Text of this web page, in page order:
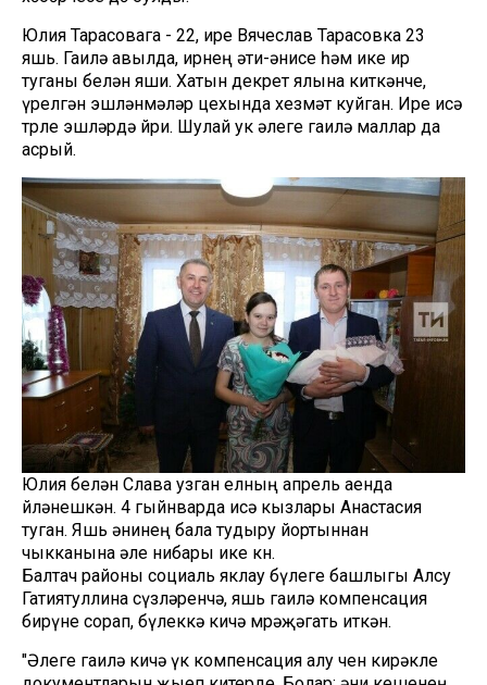
Юлия Тарасовага - 22, ире Вячеслав Тарасовка 23
яшь. Гаилә авылда, ирнең әти-әнисе һәм ике ир
туганы белән яши. Хатын декрет ялына киткәнче,
үрелгән эшләнмәләр цехында хезмәт куйган. Ире исә
төрле эшләрдә йөри. Шулай ук әлеге гаилә маллар да
асрый.
Юлия белән Слава узган елның апрель аенда
өйләнешкән. 4 гыйнварда исә кызлары Анастасия
туган. Яшь әнинең бала тудыру йортыннан
чыкканына әле нибары ике көн.
Балтач районы социаль яклау бүлеге башлыгы Алсу
Гатиятуллина сүзләренчә, яшь гаилә компенсация
бирүне сорап, бүлеккә кичә мөрәҗәгать иткән.
"Әлеге гаилә кичә үк компенсация алу өчен кирәкле